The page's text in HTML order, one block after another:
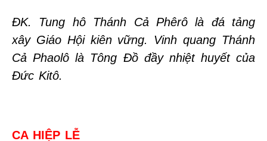
ĐK. Tung hô Thánh Cả Phêrô là đá tảng
xây Giáo Hội kiên vững. Vinh quang Thánh
Cả Phaolô là Tông Đồ đầy nhiệt huyết của
Đức Kitô.
CA HIỆP LỄ